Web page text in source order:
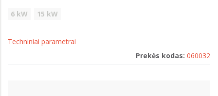
6 kW 15 kW
Techniniai parametrai
Prekės kodas: 060032